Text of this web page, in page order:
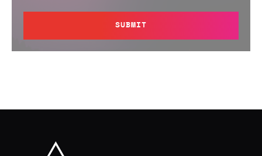
SUBMIT